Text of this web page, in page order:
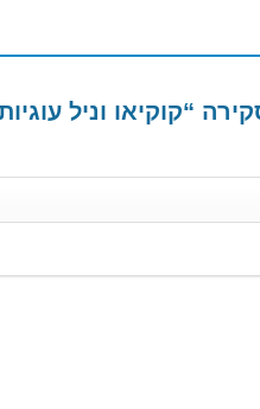
“קוקיאו וניל